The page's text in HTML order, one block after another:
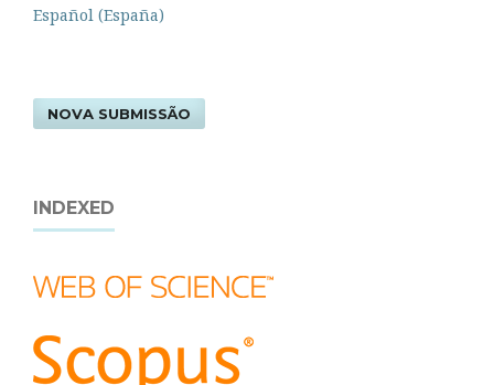
Español (España)
NOVA SUBMISSÃO
INDEXED